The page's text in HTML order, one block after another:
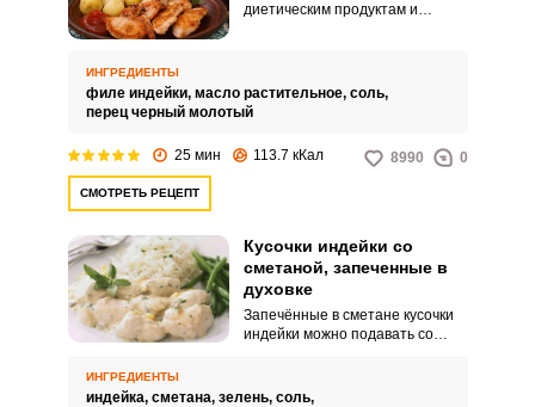
диетическим продуктам и
пожарить на сковороде.
ИНГРЕДИЕНТЫ
филе индейки, масло растительное, соль,
перец черный молотый
25 мин 113.7 кКал 8990 0
СМОТРЕТЬ РЕЦЕПТ
Кусочки индейки со
сметаной, запеченные в
духовке
Запечённые в сметане кусочки
индейки можно подавать со
удивит вкусом и питательными
ИНГРЕДИЕНТЫ
индейка, сметана, зелень, соль,